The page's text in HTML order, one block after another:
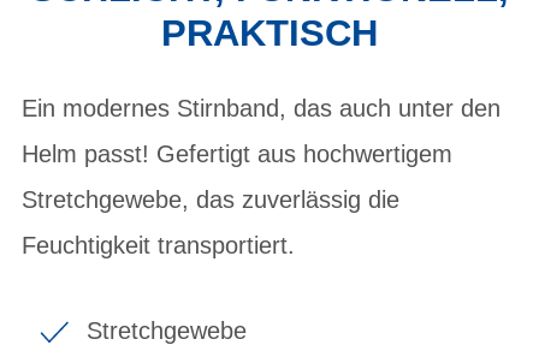
PRAKTISCH
Ein modernes Stirnband, das auch unter den
Helm passt! Gefertigt aus hochwertigem
Stretchgewebe, das zuverlässig die
Feuchtigkeit transportiert.
Stretchgewebe